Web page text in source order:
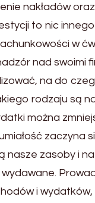
nakładów
to nic
w
nad swoimi
na do
rodzaju są
można
zaczyna
nasze zasoby i
i